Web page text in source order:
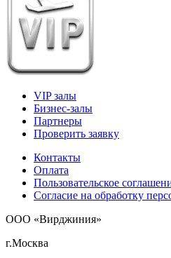
VIP залы
Бизнес-залы
Партнеры
Проверить заявку
Контакты
Оплата
Пользовательское
Согласие на обработку
ООО «Вирджиния»
г.Москва